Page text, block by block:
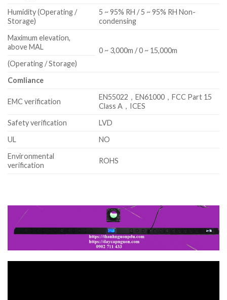
Humidity (Operating /
Storage)
5 ~ 95% RH / 5 ~ 95% RH Non-
condensing
Maximum elevation,
above MAL
0 ~ 3,000m / 0 ~ 15,000m
(Operating / Storage)
Comliance
EMC verification
EN55022，EN61000，FCC Part 15
Class A，ICES
Safety verification
LVD
UL
NO
Environmental
verification
ROHS